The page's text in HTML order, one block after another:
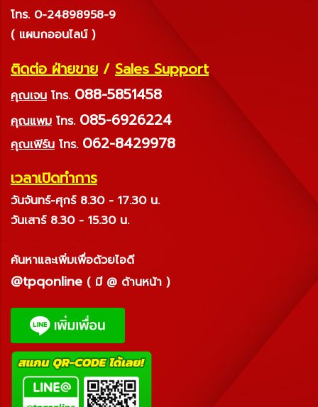
โทร. 0-24898958-9
( แผนกออนไลน์ )
ติดต่อ ฝ่ายขาย / Sales Support
คุณเจน โทร. 088-5851458
คุณแพม โทร. 085-6926224
คุณเฟิร์น โทร. 062-8429978
เวลาเปิดทำการ
วันจันทร์-ศุกร์ 8.30 - 17.30 น.
วันเสาร์ 8.30 - 15.30 น.
ค้นหาและเพิ่มเพื่อด้วยไอดี
@tpqonline ( มี @ ด้านหน้า )